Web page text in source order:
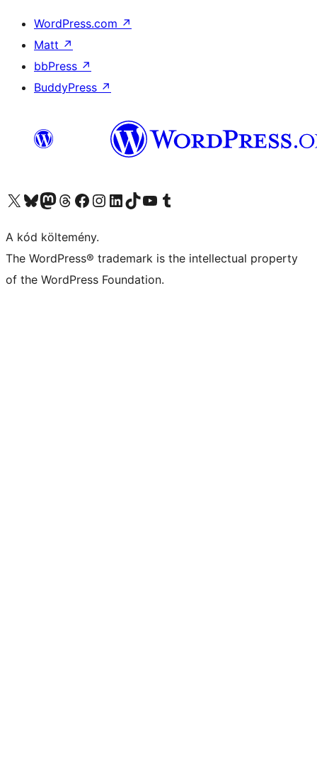
WordPress.com ↗
Matt ↗
bbPress ↗
BuddyPress ↗
Visit our X (formerly Twitter) account
Visit our Bluesky account
Twitter csatornánk
Visit our Threads account
Facebook oldalunk megtekintése
Visit our Instagram account
Visit our LinkedIn account
Visit our TikTok account
Visit our YouTube channel
Visit our Tumblr account
A kód költemény.
The WordPress® trademark is the intellectual property
of the WordPress Foundation.